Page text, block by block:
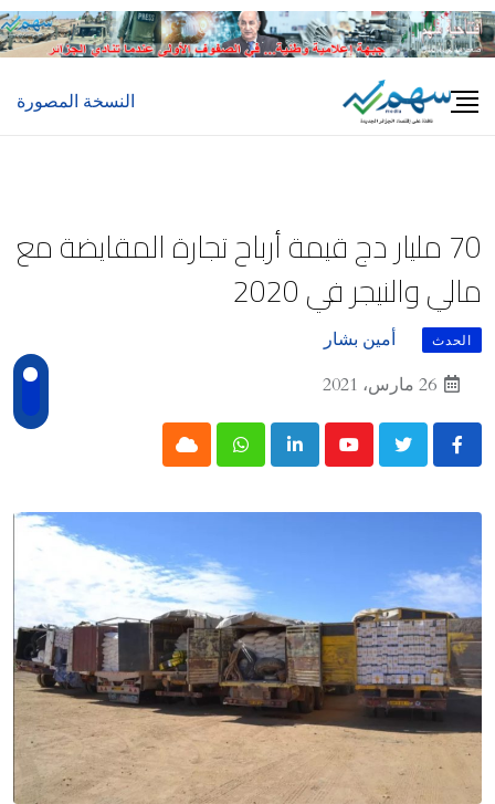
Skip
to
النسخة المصورة
70 مليار دج قيمة أرباح تجارة المقايضة مع
مالي والنيجر في 2020
الحدث
أمين بشار
26 مارس، 2021
Youtube
LinkedIn
Whatsapp
Cloud